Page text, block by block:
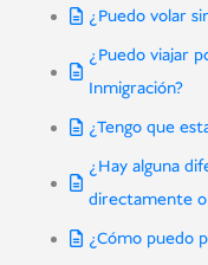
¿Puedo volar
¿Puedo viajar
Inmigración?
¿Tengo que
¿Hay alguna
directamente
¿Cómo puedo